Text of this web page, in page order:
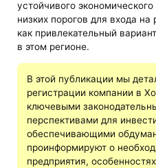
устойчивого
низких порогов для входа
как привлекательный
в этом регионе.
В этой публикации мы
регистрации компании в
ключевыми
перспективами для
обеспечивающими
проинформируют о
предприятия,